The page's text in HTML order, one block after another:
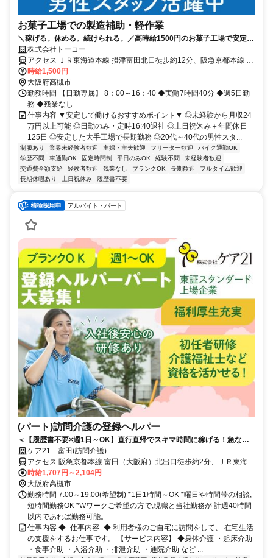
お菓子工場での製造補助・軽作業
＼稼げる。休める。続けられる。／高時給1500円のお菓子工場で安定ワ
ーク。残業なし＆土日祝休みでON・OFF◎男性スタッフ活躍中！
株式会社トーコー
アクセス ＪＲ東海道本線 摂津富田北口徒歩約12分、阪急京都本線 富
田（大阪府）北出口徒歩約16分、ＪＲ東海道本線 高槻〔ＪＲ〕きた
西口徒歩約24分 JR「摂津富田駅」より徒歩12分／車＆バイク通勤
OK
時給1,500円
大阪府高槻市
勤務時間 【日勤専属】 8：00～16：40 ◆実働7時間40分 ◆週5日勤
務 ◆残業なし
仕事内容 ▼安定して働けるおすすめポイント▼ ◎未経験から月収24
万円以上可能 ◎日勤のみ・定時16:40退社 ◎土日祝休み＋年間休日
125日 ◎安定した大手工場で長期勤務 ◎20代～40代の男性スタ...
制服あり 業界未経験者歓迎 主婦・主夫歓迎 フリーター歓迎
バイク通勤OK
学歴不問
車通勤OK 固定時間制 平日のみOK 経験不問
未経験者歓迎
交通費全額支給
経験者歓迎 残業なし ブランクOK 長期歓迎
フルタイム歓迎
長期休暇あり
土日祝休み 履歴書不要
アルバイト・パート
(パート)訪問介護の登録ヘルパー
＜【履歴書不要×週1日～OK】直行直帰でスキマ時間に稼げる！急なキ
ャンセルも手当有！定年無し！＞★履歴書の準備不要★未経験者OK！働
きやすいシフト制！急なキャンセルが発生した場合でも手当で給与を補
償！
ケア21 富田(訪問介護)
アクセス 阪急京都本線 富田（大阪府）北出口徒歩約2分、ＪＲ東海道
本線 摂津富田南口徒歩約3分、阪急京都本線 総持寺西口徒歩約17分
阪急京都本線「富田」駅から徒歩約3分
時給1,707円～2,104円
大阪府高槻市
勤務時間 7:00～19:00(希望制) *1日1時間～OK *曜日や時間帯の相談,
短時間勤務OK *Wワークご希望の方で,現職と当社勤務が 計週40時間
以内であれば勤務可能。
仕事内容 ◆- 仕事内容 -◆ 利用者様のご自宅に訪問をして、 在宅生活
の支援をするお仕事です。 【サービス内容】 ◆身体介護 ・起床介助
・食事介助 ・入浴介助 ・排泄介助 ・通院介助 など ...